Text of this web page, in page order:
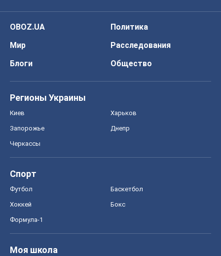
OBOZ.UA
Политика
Мир
Расследования
Блоги
Общество
Регионы Украины
Киев Харьков
Запорожье Днепр
Черкассы
Спорт
Футбол Баскетбол
Хоккей Бокс
Формула-1
Моя школа